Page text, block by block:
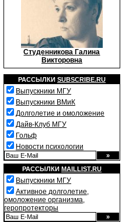
Студенникова Галина
Викторовна
РАССЫЛКИ SUBSCRIBE.RU
Выпускники МГУ
Выпускники ВМиК
Долголетие и омоложение
Дайв-Клуб МГУ
Гольф
Новости психологии
РАССЫЛКИ MAILLIST.RU
Выпускники МГУ
Активное долголетие,
омоложение организма,
геропротекторы